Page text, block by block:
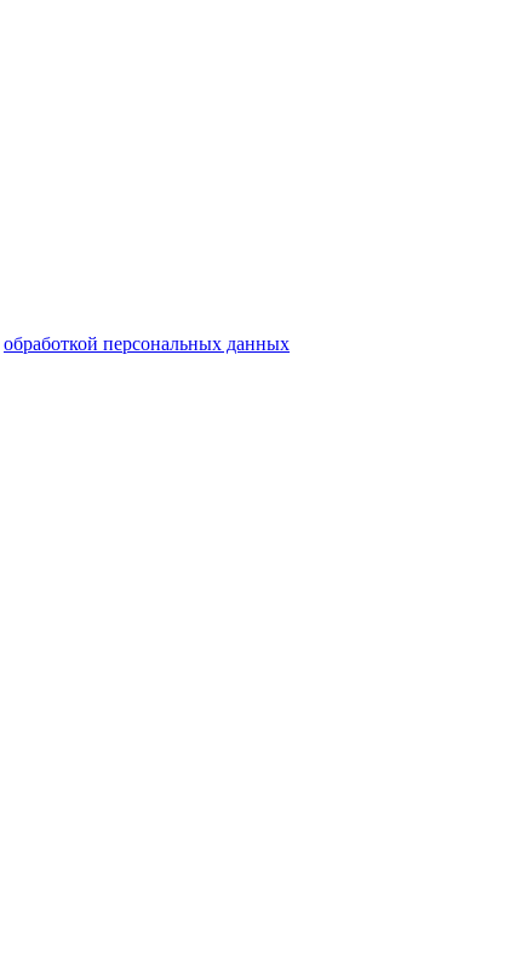
обработкой персональных данных